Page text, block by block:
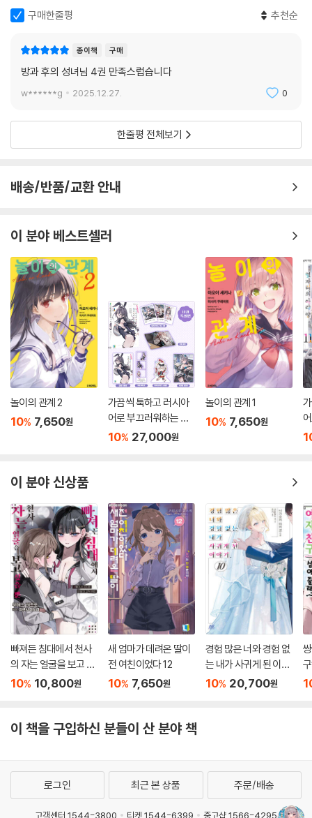
구매한줄평 추천순
종이책 구매
방과 후의 성녀님 4권 만족스럽습니다
w******g 2025.12.27. 0
한줄평 전체보기
배송/반품/교환 안내
이 분야 베스트셀러
놀이의 관계 2
10% 7,650원
가끔씩 툭하고 러시아
어로 부끄러워하는 옆
자리의 아랴 양 11 특별
10% 27,000원
놀이의 관계 1
10% 7,650원
이 분야 신상품
빠져든 침대에서 천사
의 자는 얼굴을 보고 싶
을 뿐
10% 10,800원
새 엄마가 데려온 딸이
전 여친이었다 12
10% 7,650원
경험 많은 너와 경험 없
는 내가 사귀게 된 이야
기. 10 한정판
10% 20,700원
이 책을 구입하신 분들이 산 분야 책
로그인 최근 본 상품 주문/배송
고객센터 1544-3800 티켓 1544-6399 중고샵 1566-4295